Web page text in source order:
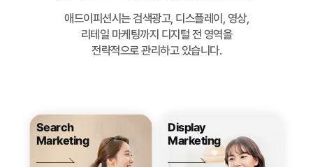
애드이피션시는 검색광고, 디스플레이, 영상,
리테일 마케팅까지 디지털 전 영역을
전략적으로 관리하고 있습니다.
Search
Marketing
Display
Marketing